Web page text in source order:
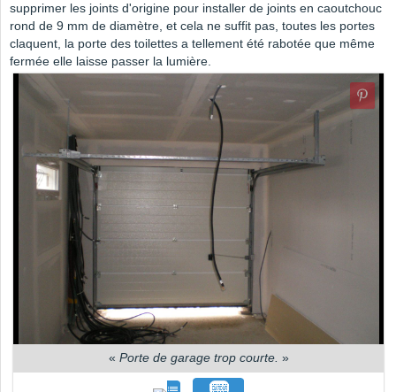
supprimer les joints d'origine pour installer de joints en caoutchouc
rond de 9 mm de diamètre, et cela ne suffit pas, toutes les portes
claquent, la porte des toilettes a tellement été rabotée que même
fermée elle laisse passer la lumière.
« Porte de garage trop courte. »